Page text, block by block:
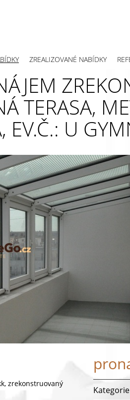
ZREALIZOVANÉ NABÍDKY
TERASA,
EV.Č.: U
zrekonstruovaný
Kategorie